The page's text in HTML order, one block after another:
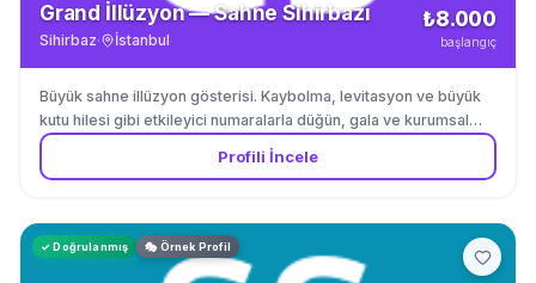
Grand İllüzyon — Sahne Sihirbazı
Sihirbaz· İstanbul
₺8.000
başlangıç
Büyük sahne illüzyon gösterisi. Kaybolma, levitasyon ve büyük
kutu hilesi gibi etkileyici numaralarla düğün, gala ve kurumsal
etkinlikler.
Profili İncele
✓ Doğrulanmış 🎭 Örnek Profil